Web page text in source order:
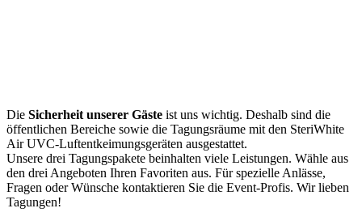
Die Sicherheit unserer Gäste ist uns wichtig. Deshalb sind die
öffentlichen Bereiche sowie die Tagungsräume mit den SteriWhite
Air UVC-Luftentkeimungsgeräten ausgestattet.
Unsere drei Tagungspakete beinhalten viele Leistungen. Wähle aus
den drei Angeboten Ihren Favoriten aus. Für spezielle Anlässe,
Fragen oder Wünsche kontaktieren Sie die Event-Profis. Wir lieben
Tagungen!